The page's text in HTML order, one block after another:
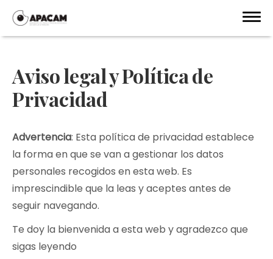
Aviso legal y Política de
Privacidad
Advertencia: Esta política de privacidad establece
la forma en que se van a gestionar los datos
personales recogidos en esta web. Es
imprescindible que la leas y aceptes antes de
seguir navegando.
Te doy la bienvenida a esta web y agradezco que
sigas leyendo